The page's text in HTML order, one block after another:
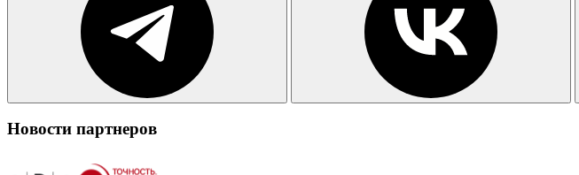
Новости партнеров